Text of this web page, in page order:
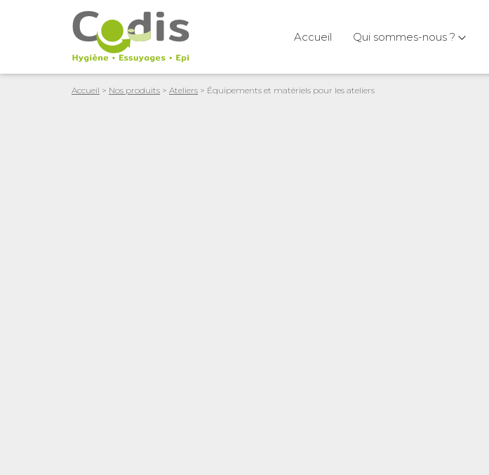
Accueil Qui sommes-nous ?
Accueil > Nos produits > Ateliers > Équipements et matériels pour les ateliers